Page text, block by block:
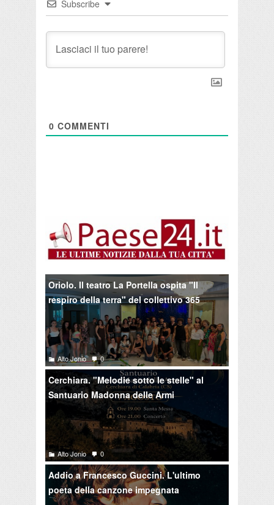
Subscribe
0 COMMENTI
Oriolo. Il teatro La Portella ospita "Il
respiro della terra" del collettivo 365
Alto Jonio 0
Cerchiara. "Melodie sotto le stelle" al
Santuario Madonna delle Armi
Alto Jonio 0
Addio a Francesco Guccini. L'ultimo
poeta della canzone impegnata